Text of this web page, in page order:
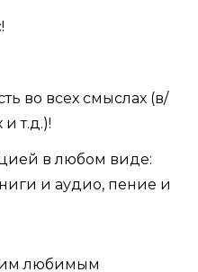
во всех смыслах (в/
т.д.)!
в любом виде:
и аудио, пение и
любимым